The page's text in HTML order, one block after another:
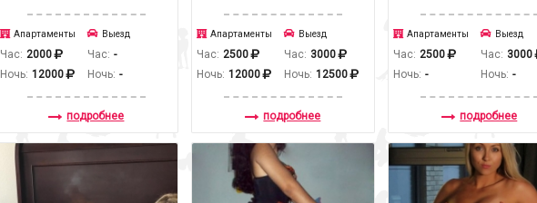
Апартаменты
Час: 2000
Ночь: 12000
Выезд
Час: -
Ночь: -
подробнее
Апартаменты
Час: 2500
Ночь: 12000
Выезд
Час: 3000
Ночь: 12500
подробнее
Апартаменты
Час: 2500
Ночь: -
Выезд
Час: 3000
Ночь: -
подробнее